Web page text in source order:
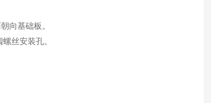
向基础板。
丝安装孔。